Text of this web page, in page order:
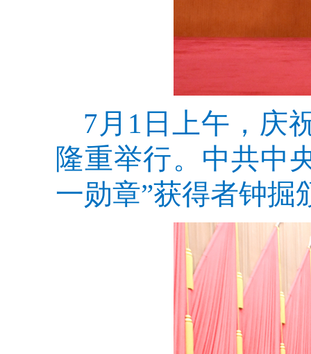
7月1日上午，庆
隆重举行。中共中
一勋章”获得者钟掘